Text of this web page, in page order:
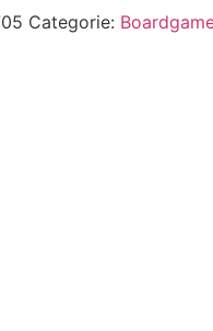
Categorie: